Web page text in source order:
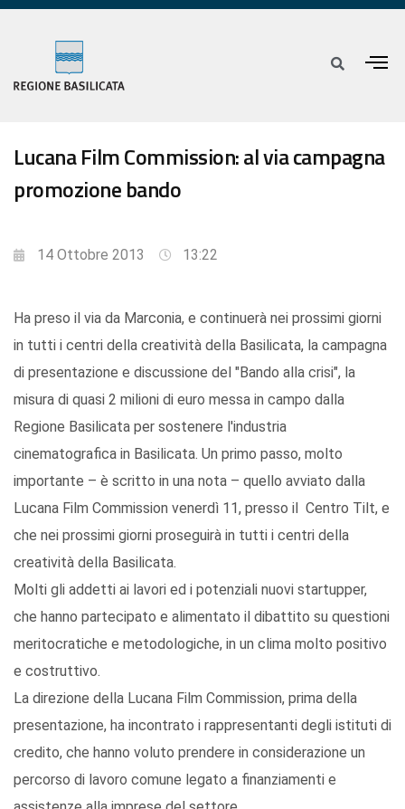
Lucana Film Commission: al via campagna
promozione bando
14 Ottobre 2013 13:22
Ha preso il via da Marconia, e continuerà nei prossimi giorni
in tutti i centri della creatività della Basilicata, la campagna
di presentazione e discussione del "Bando alla crisi", la
misura di quasi 2 milioni di euro messa in campo dalla
Regione Basilicata per sostenere l'industria
cinematografica in Basilicata. Un primo passo, molto
importante – è scritto in una nota – quello avviato dalla
Lucana Film Commission venerdì 11, presso il Centro Tilt, e
che nei prossimi giorni proseguirà in tutti i centri della
creatività della Basilicata.
Molti gli addetti ai lavori ed i potenziali nuovi startupper,
che hanno partecipato e alimentato il dibattito su questioni
meritocratiche e metodologiche, in un clima molto positivo
e costruttivo.
La direzione della Lucana Film Commission, prima della
presentazione, ha incontrato i rappresentanti degli istituti di
credito, che hanno voluto prendere in considerazione un
percorso di lavoro comune legato a finanziamenti e